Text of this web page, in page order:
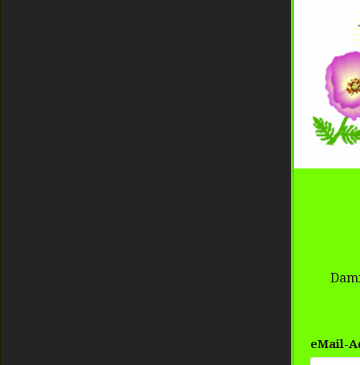
eMail-